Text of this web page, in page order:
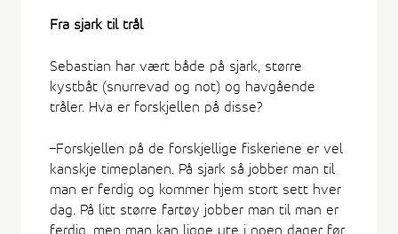
Fra sjark til trål
Sebastian har vært både på sjark, større
kystbåt (snurrevad og not) og havgående
tråler. Hva er forskjellen på disse?
–Forskjellen på de forskjellige fiskeriene er vel
kanskje timeplanen. På sjark så jobber man til
man er ferdig og kommer hjem stort sett hver
dag. På litt større fartøy jobber man til man er
ferdig, men man kan ligge ute i noen dager før